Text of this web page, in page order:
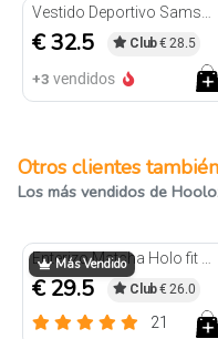
€ 32.5 Club€ 28.5
+3 vendidos
Otros clientes
Los más vendidos de
Más Vendido
€ 29.5 Club€ 26.0
21